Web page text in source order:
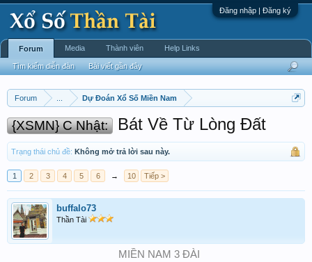
Đăng nhập | Đăng ký
Forum Dự Đoán Xổ Số Miền Nam
{XSMN} C Nhật: Bát Về Từ Lòng Đất
Trạng thái chủ đề: Không mở trả lời sau này.
1 2 3 4 5 6 → 10 Tiếp >
buffalo73
Thần Tài
MIỀN NAM 3 ĐÀI
Forum
Tìm kiếm diễn đàn Bài viết gần đây
Media Thành viên Help Links